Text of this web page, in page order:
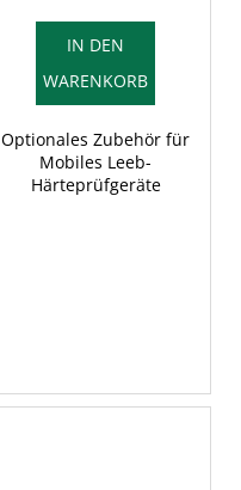
IN DEN
WARENKORB
Optionales Zubehör für
Mobiles Leeb-
Härteprüfgeräte